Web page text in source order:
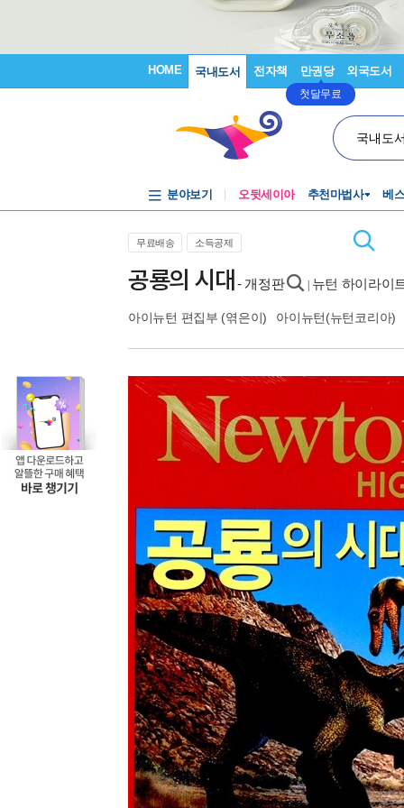
HOME 국내도서 전자책 만권당
첫달무료
외국도서
국내도
분야보기 오뒷세이아 추천마법사 베
무료배송 소득공제
공룡의 시대 - 개정판 뉴턴 하이라이
아이뉴턴 편집부 (엮은이) 아이뉴턴(뉴턴코리아)